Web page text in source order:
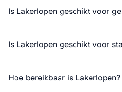
Is Lakerlopen geschikt voor
Is Lakerlopen geschikt voor
Hoe bereikbaar is Lakerlopen?